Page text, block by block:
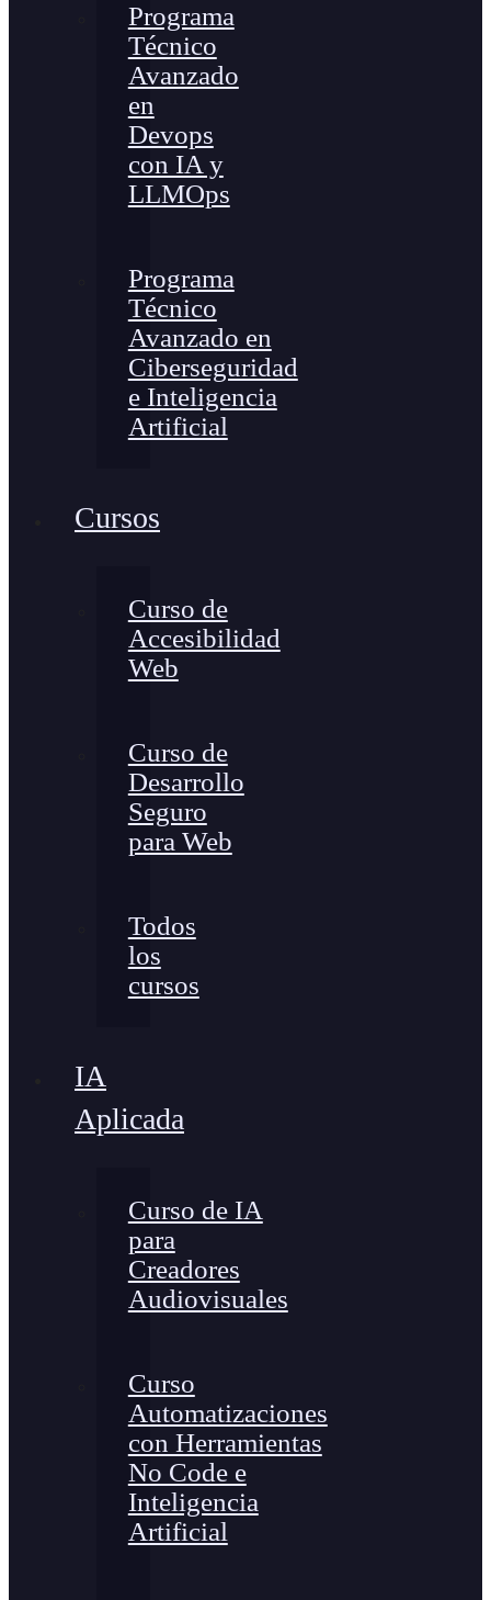
Programa
Técnico
Avanzado
en
Devops
con IA y
LLMOps
Programa
Técnico
Avanzado en
Ciberseguridad
e Inteligencia
Artificial
Cursos
Curso de
Accesibilidad
Web
Curso de
Desarrollo
Seguro
para Web
Todos
los
cursos
IA
Aplicada
Curso de IA
para
Creadores
Audiovisuales
Curso
Automatizaciones
con Herramientas
No Code e
Inteligencia
Artificial